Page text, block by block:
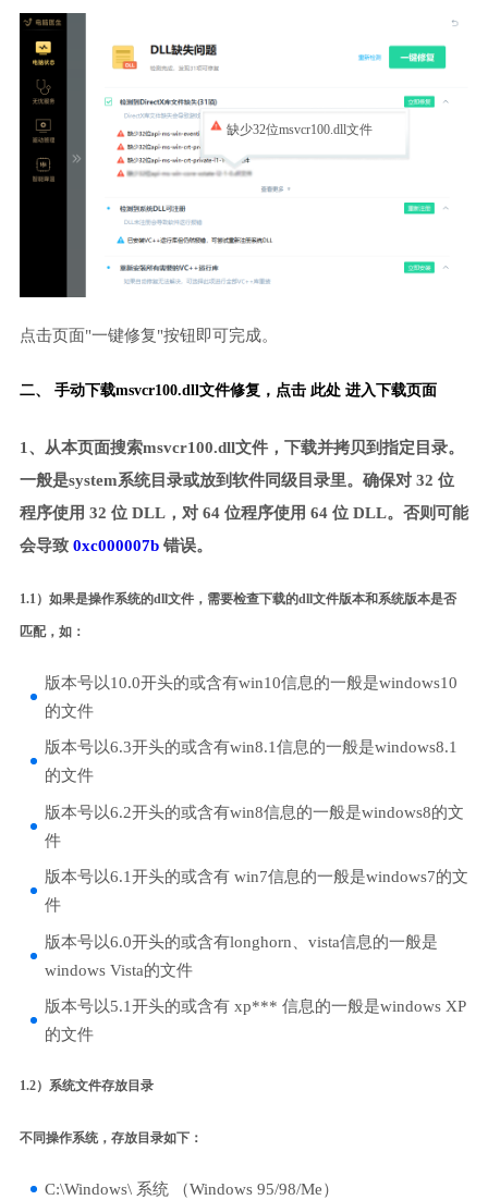
缺少32位msvcr100.dll文件
点击页面"一键修复"按钮即可完成。
二、 手动下载msvcr100.dll文件修复， 点击 此处 进入下载页面
1、从本页面搜索msvcr100.dll文件，下载并拷贝到指定目录。
一般是system系统目录或放到软件同级目录里。确保对 32 位
程序使用 32 位 DLL，对 64 位程序使用 64 位 DLL。否则可能
会导致 0xc000007b错误。
1.1）如果是操作系统的dll文件，需要检查下载的dll文件版本和系统版本是否
匹配，如：
版本号以10.0开头的或含有win10信息的一般是windows10
的文件
版本号以6.3开头的或含有win8.1信息的一般是windows8.1
的文件
版本号以6.2开头的或含有win8信息的一般是windows8的文
件
版本号以6.1开头的或含有 win7信息的一般是windows7的文
件
版本号以6.0开头的或含有longhorn、vista信息的一般是
windows Vista的文件
版本号以5.1开头的或含有 xp*** 信息的一般是windows XP
的文件
1.2）系统文件存放目录
不同操作系统，存放目录如下：
C:\Windows\ 系统 （Windows 95/98/Me）